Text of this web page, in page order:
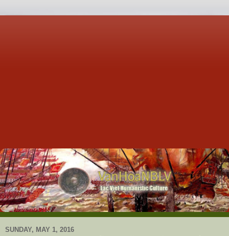
SUNDAY, MAY 1, 2016